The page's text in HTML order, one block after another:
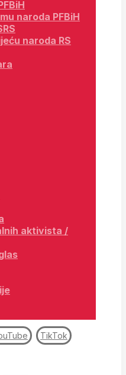
naroda PFBiH
naroda RS
aktivista /
TikTok